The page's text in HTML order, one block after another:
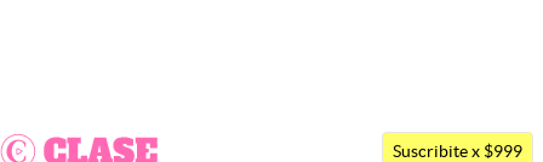
Dólar Suscribite x $999